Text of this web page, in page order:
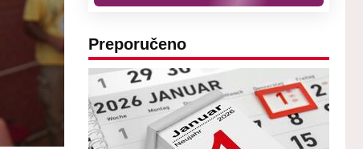
Preporučeno